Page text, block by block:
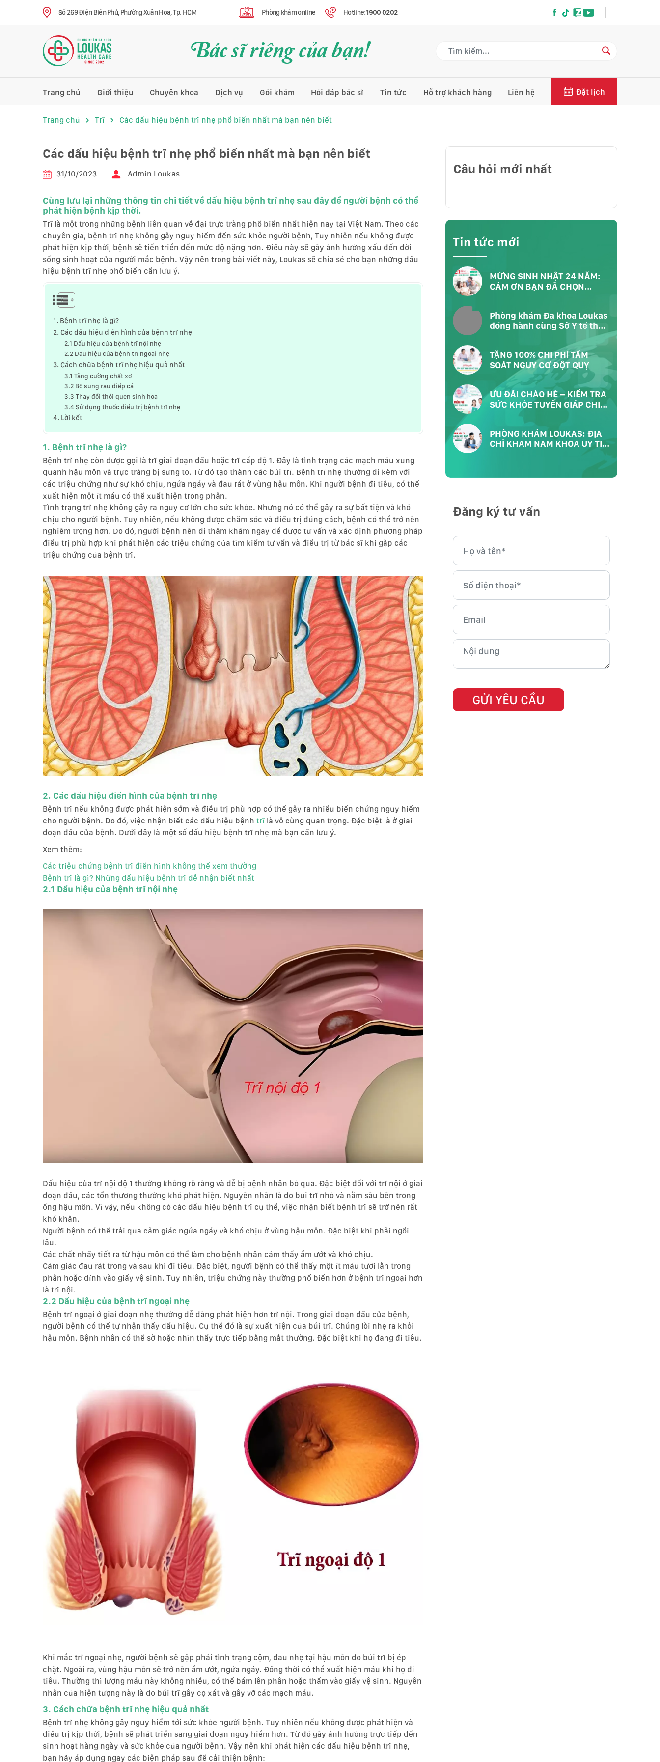
Số 269 Điện Biên Phủ, Phường Xuân Hòa, Tp. HCM Phòng khám online Hotline:1900 0202
Bác sĩ riêng của bạn!
Trang chủ Giới thiệu Chuyên khoa Dịch vụ Gói khám Hỏi đáp bác sĩ Tin tức Hỗ trợ khách hàng Liên hệ Đặt lịch
Trang chủ Trĩ Các dấu hiệu bệnh trĩ nhẹ phổ biến nhất mà bạn nên biết
Các dấu hiệu bệnh trĩ nhẹ phổ biến nhất mà bạn nên biết
31/10/2023 Admin Loukas
Cùng lưu lại những thông tin chi tiết về dấu hiệu bệnh trĩ nhẹ sau đây để người bệnh có thể
phát hiện bệnh kịp thời.
Trĩ là một trong những bệnh liên quan về đại trực tràng phổ biến nhất hiện nay tại Việt Nam. Theo các
chuyên gia, bệnh trĩ nhẹ không gây nguy hiểm đến sức khỏe người bệnh, Tuy nhiên nếu không được
phát hiện kịp thời, bệnh sẽ tiến triển đến mức độ nặng hơn. Điều này sẽ gây ảnh hưởng xấu đến đời
sống sinh hoạt của người mắc bệnh. Vậy nên trong bài viết này, Loukas sẽ chia sẻ cho bạn những dấu
hiệu bệnh trĩ nhẹ phổ biến cần lưu ý.
1. Bệnh trĩ nhẹ là gì?
2. Các dấu hiệu điển hình của bệnh trĩ nhẹ
2.1 Dấu hiệu của bệnh trĩ nội nhẹ
2.2 Dấu hiệu của bệnh trĩ ngoại nhẹ
3. Cách chữa bệnh trĩ nhẹ hiệu quả nhất
3.1 Tăng cường chất xơ
3.2 Bổ sung rau diếp cá
3.3 Thay đổi thói quen sinh hoạ
3.4 Sử dụng thuốc điều trị bệnh trĩ nhẹ
4. Lời kết
1. Bệnh trĩ nhẹ là gì?
Bệnh trĩ nhẹ còn được gọi là trĩ giai đoạn đầu hoặc trĩ cấp độ 1. Đây là tình trạng các mạch máu xung
quanh hậu môn và trực tràng bị sưng to. Từ đó tạo thành các búi trĩ. Bệnh trĩ nhẹ thường đi kèm với
các triệu chứng như sự khó chịu, ngứa ngáy và đau rát ở vùng hậu môn. Khi người bệnh đi tiêu, có thể
xuất hiện một ít máu có thể xuất hiện trong phân.
Tình trạng trĩ nhẹ không gây ra nguy cơ lớn cho sức khỏe. Nhưng nó có thể gây ra sự bất tiện và khó
chịu cho người bệnh. Tuy nhiên, nếu không được chăm sóc và điều trị đúng cách, bệnh có thể trở nên
nghiêm trọng hơn. Do đó, người bệnh nên đi thăm khám ngay để được tư vấn và xác định phương pháp
điều trị phù hợp khi phát hiện các triệu chứng của tìm kiếm tư vấn và điều trị từ bác sĩ khi gặp các
triệu chứng của bệnh trĩ.
2. Các dấu hiệu điển hình của bệnh trĩ nhẹ
Bệnh trĩ nếu không được phát hiện sớm và điều trị phù hợp có thể gây ra nhiều biến chứng nguy hiểm
cho người bệnh. Do đó, việc nhận biết các dấu hiệu bệnh trĩ là vô cùng quan trọng. Đặc biệt là ở giai
đoạn đầu của bệnh. Dưới đây là một số dấu hiệu bệnh trĩ nhẹ mà bạn cần lưu ý.
Xem thêm:
Các triệu chứng bệnh trĩ điển hình không thể xem thường
Bệnh trĩ là gì? Những dấu hiệu bệnh trĩ dễ nhận biết nhất
2.1 Dấu hiệu của bệnh trĩ nội nhẹ
Dấu hiệu của trĩ nội độ 1 thường không rõ ràng và dễ bị bệnh nhân bỏ qua. Đặc biệt đối với trĩ nội ở giai
đoạn đầu, các tổn thương thường khó phát hiện. Nguyên nhân là do búi trĩ nhỏ và nằm sâu bên trong
ống hậu môn. Vì vậy, nếu không có các dấu hiệu bệnh trĩ cụ thể, việc nhận biết bệnh trĩ sẽ trở nên rất
khó khăn.
Người bệnh có thể trải qua cảm giác ngứa ngáy và khó chịu ở vùng hậu môn. Đặc biệt khi phải ngồi
lâu.
Các chất nhầy tiết ra từ hậu môn có thể làm cho bệnh nhân cảm thấy ẩm ướt và khó chịu.
Cảm giác đau rát trong và sau khi đi tiêu. Đặc biệt, người bệnh có thể thấy một ít máu tươi lẫn trong
phân hoặc dính vào giấy vệ sinh. Tuy nhiên, triệu chứng này thường phổ biến hơn ở bệnh trĩ ngoại hơn
là trĩ nội.
2.2 Dấu hiệu của bệnh trĩ ngoại nhẹ
Bệnh trĩ ngoại ở giai đoạn nhẹ thường dễ dàng phát hiện hơn trĩ nội. Trong giai đoạn đầu của bệnh,
người bệnh có thể tự nhận thấy dấu hiệu. Cụ thể đó là sự xuất hiện của búi trĩ. Chúng lòi nhẹ ra khỏi
hậu môn. Bệnh nhân có thể sờ hoặc nhìn thấy trực tiếp bằng mắt thường. Đặc biệt khi họ đang đi tiêu.
Khi mắc trĩ ngoại nhẹ, người bệnh sẽ gặp phải tình trạng cộm, đau nhẹ tại hậu môn do búi trĩ bị ép
chặt. Ngoài ra, vùng hậu môn sẽ trở nên ẩm ướt, ngứa ngáy. Đồng thời có thể xuất hiện máu khi họ đi
tiêu. Thường thì lượng máu này không nhiều, có thể bám lên phân hoặc thấm vào giấy vệ sinh. Nguyên
nhân của hiện tượng này là do búi trĩ gây cọ xát và gây vỡ các mạch máu.
3. Cách chữa bệnh trĩ nhẹ hiệu quả nhất
Bệnh trĩ nhẹ không gây nguy hiểm tới sức khỏe người bệnh. Tuy nhiên nếu không được phát hiện và
điều trị kịp thời, bệnh sẽ phát triển sang giai đoạn nguy hiểm hơn. Từ đó gây ảnh hưởng trực tiếp đến
sinh hoạt hàng ngày và sức khỏe của người bệnh. Vậy nên khi phát hiện các dấu hiệu bệnh trĩ nhẹ,
bạn hãy áp dụng ngay các biện pháp sau để cải thiện bệnh:
Câu hỏi mới nhất
Tin tức mới
MỪNG SINH NHẬT 24 NĂM:
CẢM ƠN BẠN ĐÃ CHỌN
Phòng khám Đa khoa Loukas
đồng hành cùng Sở Y tế thực
hiện chương trình khám sức
khỏe toàn dân tại Phường
Bàn Cờ TP.HCM
TẶNG 100% CHI PHÍ TẦM
SOÁT NGUY CƠ ĐỘT QUỴ
ƯU ĐÃI CHÀO HÈ – KIỂM TRA
SỨC KHỎE TUYẾN GIÁP CHI
PHÒNG KHÁM LOUKAS: ĐỊA
CHỈ KHÁM NAM KHOA UY TÍN
Đăng ký tư vấn